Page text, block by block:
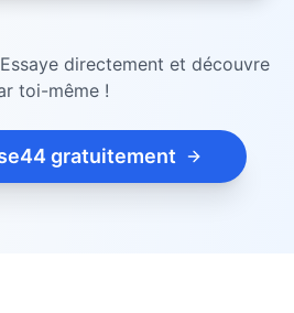
directement et découvre
toi-même !
gratuitement